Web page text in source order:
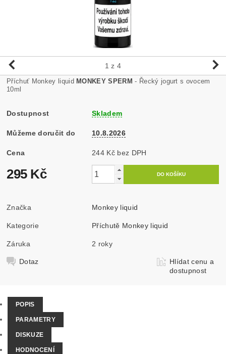
1 z 4
Příchuť Monkey liquid MONKEY SPERM - Řecký jogurt s ovocem
10ml
Dostupnost Skladem
Můžeme doručit do 10.8.2026
Cena 244 Kč bez DPH
295 Kč
Značka Monkey liquid
Kategorie Příchutě Monkey liquid
Záruka 2 roky
Dotaz
Hlídat cenu a
dostupnost
POPIS
PARAMETRY
DISKUZE
HODNOCENÍ